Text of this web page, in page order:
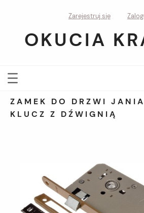
Zarejestruj się
OKUCIA
ZAMEK DO DRZWI
KLUCZ Z DŹWIGNIĄ